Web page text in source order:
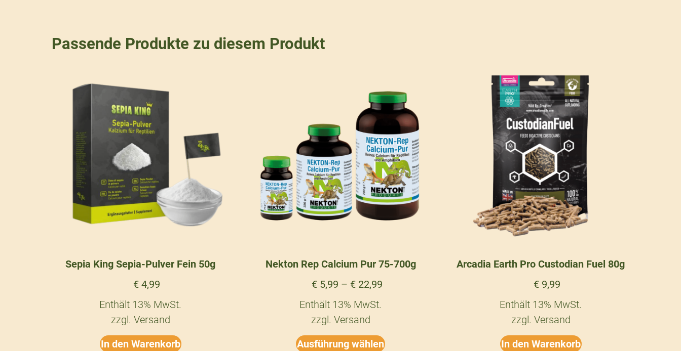
Passende Produkte zu diesem Produkt
Sepia King Sepia-Pulver Fein 50g
€ 4,99
Enthält 13% MwSt.
zzgl. Versand
In den Warenkorb
Nekton Rep Calcium Pur 75-700g
€5,99 – €22,99
Enthält 13% MwSt.
zzgl. Versand
Ausführung wählen
Arcadia Earth Pro Custodian Fuel 80g
€ 9,99
Enthält 13% MwSt.
zzgl. Versand
In den Warenkorb